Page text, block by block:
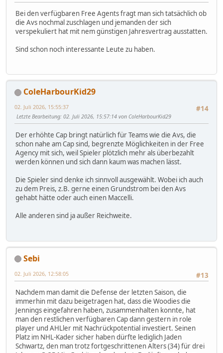
Bei den verfügbaren Free Agents fragt man sich tatsächlich ob
die Avs nochmal zuschlagen und jemanden der sich
verspekuliert hat mit nem günstigen Jahresvertrag ausstatten.
Sind schon noch interessante Leute zu haben.
ColeHarbourKid29
#14
02. Juli 2026, 15:55:37
Letzte Bearbeitung: 02. Juli 2026, 15:57:14 von ColeHarbourKid29
Der erhöhte Cap bringt natürlich für Teams wie die Avs, die
schon nahe am Cap sind, begrenzte Möglichkeiten in der Free
Agency mit sich, weil Spieler plötzlich mehr als überbezahlt
werden können und sich dann kaum was machen lässt.
Die Spieler sind denke ich sinnvoll ausgewählt. Wobei ich auch
zu dem Preis, z.B. gerne einen Grundstrom bei den Avs
gehabt hätte oder auch einen Maccelli.
Alle anderen sind ja außer Reichweite.
Sebi
#13
02. Juli 2026, 12:58:05
Nachdem man damit die Defense der letzten Saison, die
immerhin mit dazu beigetragen hat, dass die Woodies die
Jennings eingefahren haben, zusammenhalten konnte, hat
man den restlichen verfügbaren Cap dann gestern in role
player und AHLler mit Nachrückpotential investiert. Seinen
Platz im NHL-Kader sicher haben dürfte lediglich Jaden
Schwartz, den man trotz fortgeschrittenen Alters (34) für drei